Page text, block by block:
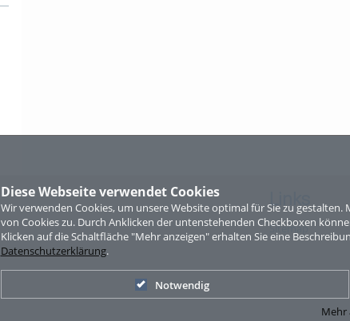
Diese Webseite verwendet Cookies
Wir verwenden Cookies, um unsere Website optimal für Sie zu
von Cookies zu. Durch Anklicken der untenstehenden Checkboxen
Klicken auf die Schaltfläche "Mehr anzeigen" erhalten Sie eine
Datenschutzerklärung.
Notwendig
Mehr
Links
Sitemap